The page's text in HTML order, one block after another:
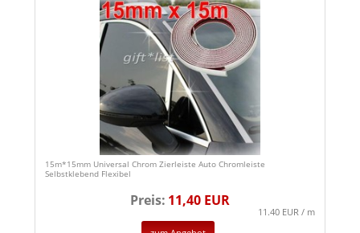
15m*15mm Universal Chrom Zierleiste Auto Chromleiste
Selbstklebend Flexibel
Preis: 11,40 EUR
11.40 EUR / m